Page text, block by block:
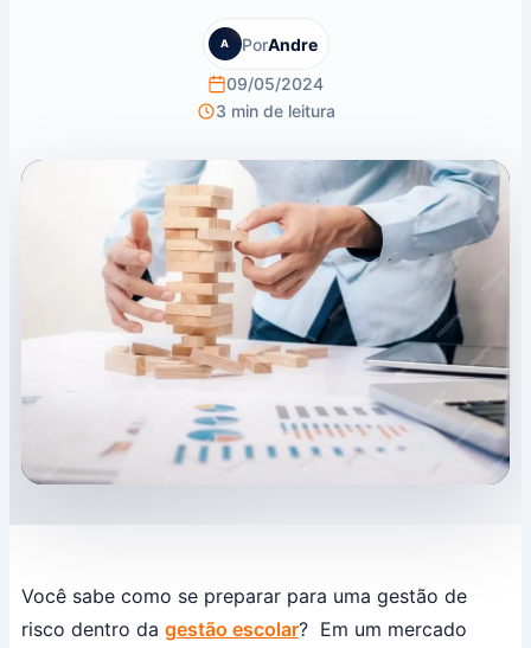
A PorAndre
09/05/2024
3 min de leitura
Você sabe como se preparar para uma gestão de
risco dentro da gestão escolar? Em um mercado